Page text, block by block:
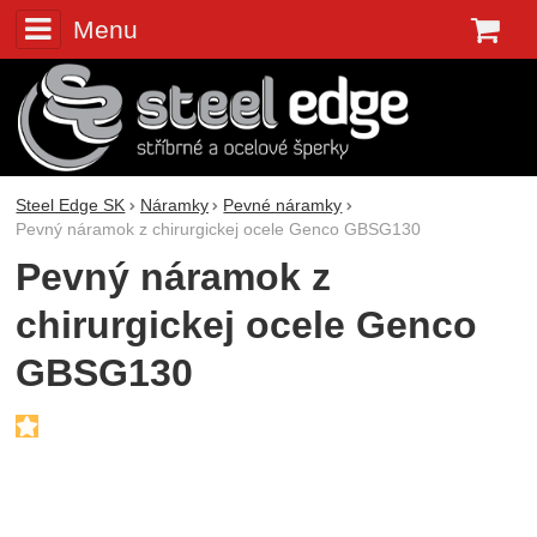
Menu
Steel Edge SK Náramky
Pevné náramky
Pevný náramok z chirurgickej ocele Genco GBSG130
Pevný náramok z
chirurgickej ocele Genco
GBSG130
Fotografie